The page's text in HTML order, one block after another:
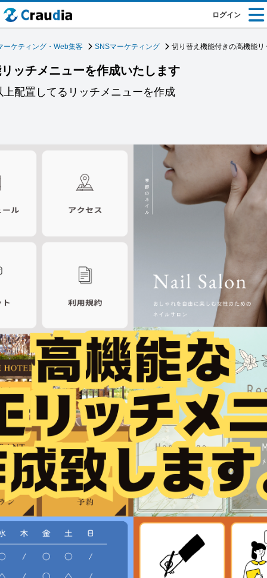
ログイン
ーケティング・Web集客 SNSマーケティング 切り替え機能付きの高機能
ッチメニューを作成いたします
配置してるリッチメニューを作成